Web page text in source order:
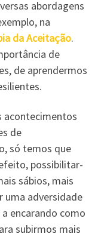
abordagens
na
da Aceitação.
de
de aprendermos
acontecimentos
de
só temos que
possibilitar-
sábios, mais
uma adversidade
encarando como
subirmos mais